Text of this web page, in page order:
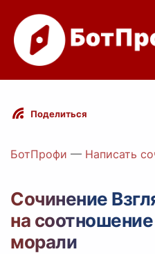
Режимы бота
Цены
Вход с Telegram
Поделиться
БотПрофи — Написать
Сочинение
на
морали